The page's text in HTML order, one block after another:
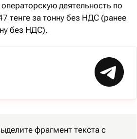
деятельность по
тенге за тонну без НДС (ранее
без НДС).
фрагмент текста с